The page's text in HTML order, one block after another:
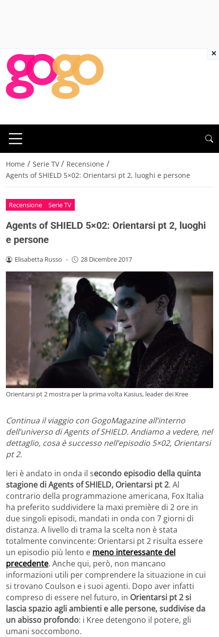
Home / Serie TV / Recensione /
Agents of SHIELD 5×02: Orientarsi pt 2, luoghi e persone
Recensione Serie TV
Agents of SHIELD 5×02: Orientarsi pt 2, luoghi
e persone
Elisabetta Russo - 28 Dicembre 2017
Orientarsi pt 2 mostra per la prima volta Kasius, leader dei Kree
Continua il viaggio con GogoMagazine all’interno
dell’universo di Agents of SHIELD. Andiamo a vedere, nel
dettaglio, cosa è successo nell’episodio 5×02, Orientarsi
pt 2.
Ieri è andato in onda il secondo episodio della quinta
stagione di Agents of SHIELD, Orientarsi pt 2. Al
contrario della programmazione americana, Fox Italia
ha preferito suddividere la maxi première di 2 ore in
due singoli episodi, mandati in onda con 7 giorni di
distanza. A livello di trama la scelta non è stata
totalmente convincente: Orientarsi pt 2 risulta essere
un episodio più lento e meno interessante del
precedente. Anche qui, però, non mancano
informazioni utili per comprendere la situazione in cui
si trovano Coulson e i suoi agenti. Dopo aver infatti
compreso di essere nel futuro, in Orientarsi pt 2 si
lascia spazio agli ambienti e alle persone, suddivise da
un abisso profondo: i Kree detengono il potere, gli
umani soccombono.
×